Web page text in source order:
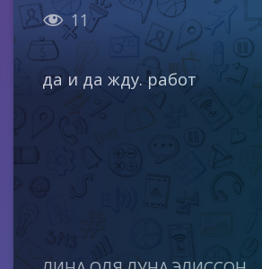
 11
да и да жду. работ